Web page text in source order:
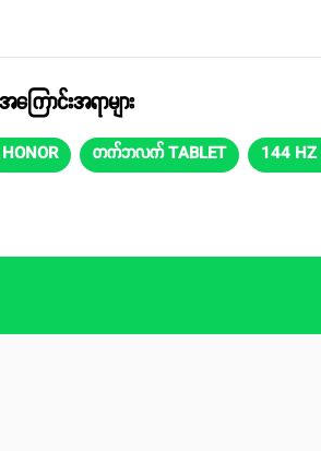
ောင်းအရာများ
တက်ဘလက် TABLET 144 HZ